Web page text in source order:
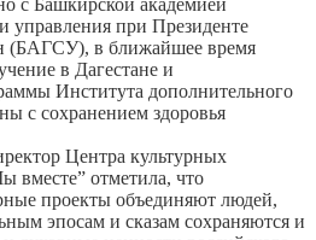
с Башкирской академией
управления при Президенте
(БАГСУ), в ближайшее время
в Дагестане и
Института дополнительного
с сохранением здоровья
Центра культурных
вместе” отметила, что
проекты объединяют людей,
эпосам и сказам сохраняются и